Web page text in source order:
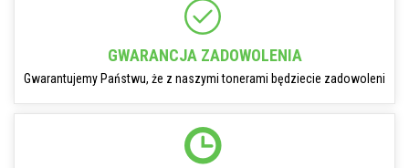
GWARANCJA ZADOWOLENIA
Gwarantujemy Państwu, że z naszymi tonerami będziecie zadowoleni